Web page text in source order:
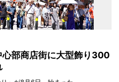
部商店街に大型飾り300